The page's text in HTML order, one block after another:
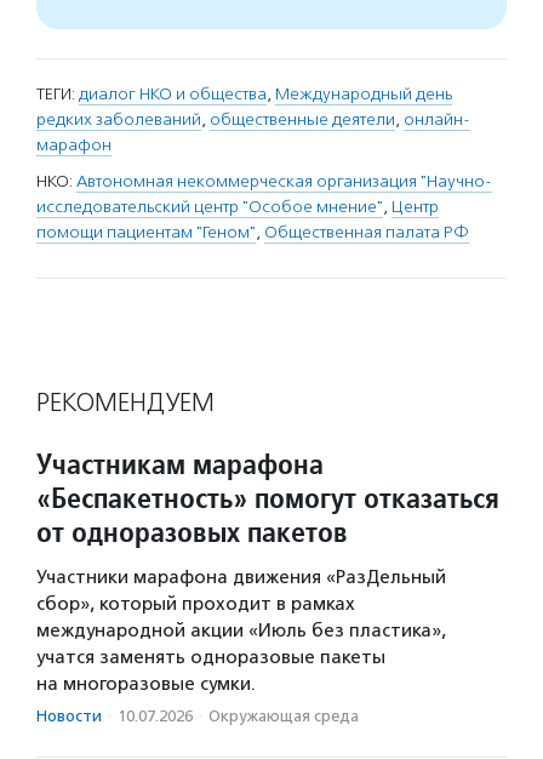
ТЕГИ: диалог НКО и общества, Международный день
редких заболеваний, общественные деятели, онлайн-
марафон
НКО: Автономная некоммерческая организация "Научно-
исследовательский центр "Особое мнение", Центр
помощи пациентам "Геном", Общественная палата РФ
РЕКОМЕНДУЕМ
Участникам марафона
«Беспакетность» помогут отказаться
от одноразовых пакетов
Участники марафона движения «РазДельный
сбор», который проходит в рамках
международной акции «Июль без пластика»,
учатся заменять одноразовые пакеты
на многоразовые сумки.
Новости · 10.07.2026 · Окружающая среда